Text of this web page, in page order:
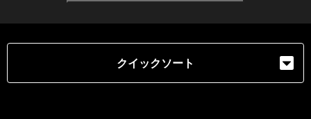
クイックソート